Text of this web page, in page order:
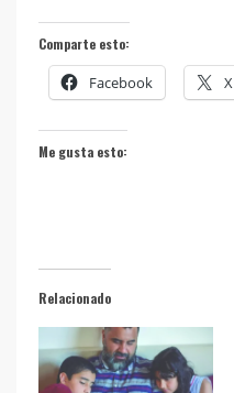
Comparte esto:
Facebook X
Me gusta esto:
Relacionado